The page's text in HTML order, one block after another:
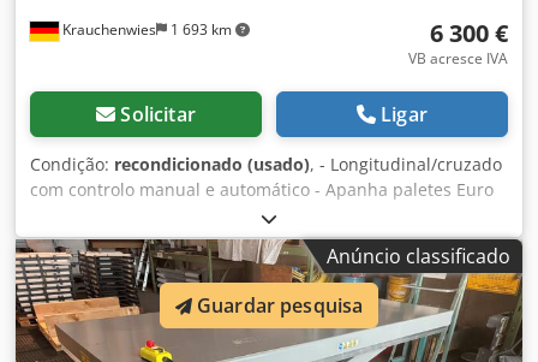
Krauchenwies 1 693 km 6 300 €
VB acresce IVA
Solicitar Ligar
Condição: recondicionado (usado), - Longitudinal/cruzado
com controlo manual e automático - Apanha paletes Euro
longitudinais e transversais Dkjdpfx Afjiyyvhever -
Capacidade de carga 1300 kg - Dimensões básicas: 1430
mm de largura 1670 mm de comprimento 1854 mm de
altura - Desenho: móvel - Curso: altura mínima 80mm,
altura máxima 1030mm, curso 950mm - Cor: cinzento claro
RAL 7035 completo - Fonte de alimentação: 440 V - 50 Hz
Anúncio classificado
Guardar pesquisa